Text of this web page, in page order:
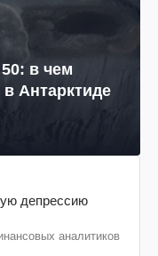
в чем
Антарктиде
депрессию
аналитиков